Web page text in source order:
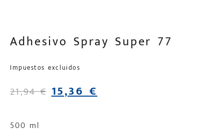
Adhesivo Spray Super 77
Impuestos excluidos
21,94€ 15,36€
500 ml